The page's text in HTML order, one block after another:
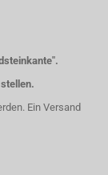
Ein Versand